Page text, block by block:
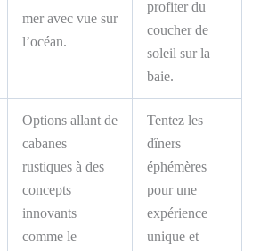
mer avec vue sur
l’océan.
profiter du
coucher de
soleil sur la
baie.
Options allant de
cabanes
rustiques à des
concepts
innovants
comme le
Tentez les
dîners
éphémères
pour une
expérience
unique et